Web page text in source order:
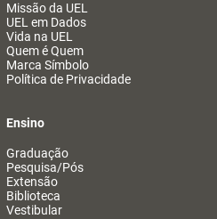
Missão da UEL
UEL em Dados
Vida na UEL
Quem é Quem
Marca Símbolo
Política de Privacidade
Ensino
Graduação
Pesquisa/Pós
Extensão
Biblioteca
Vestibular